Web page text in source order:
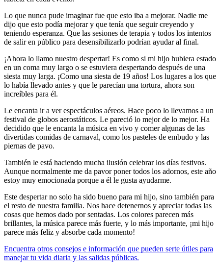
Lo que nunca pude imaginar fue que esto iba a mejorar. Nadie me
dijo que esto podía mejorar y que tenía que seguir creyendo y
teniendo esperanza. Que las sesiones de terapia y todos los intentos
de salir en público para desensibilizarlo podrían ayudar al final.
¡Ahora lo llamo nuestro despertar! Es como si mi hijo hubiera estado
en un coma muy largo o se estuviera despertando después de una
siesta muy larga. ¡Como una siesta de 19 años! Los lugares a los que
lo había llevado antes y que le parecían una tortura, ahora son
increíbles para él.
Le encanta ir a ver espectáculos aéreos. Hace poco lo llevamos a un
festival de globos aerostáticos. Le pareció lo mejor de lo mejor. Ha
decidido que le encanta la música en vivo y comer algunas de las
divertidas comidas de carnaval, como los pasteles de embudo y las
piernas de pavo.
También le está haciendo mucha ilusión celebrar los días festivos.
Aunque normalmente me da pavor poner todos los adornos, este año
estoy muy emocionada porque a él le gusta ayudarme.
Este despertar no solo ha sido bueno para mi hijo, sino también para
el resto de nuestra familia. Nos hace detenernos y apreciar todas las
cosas que hemos dado por sentadas. Los colores parecen más
brillantes, la música parece más fuerte, y lo más importante, ¡mi hijo
parece más feliz y absorbe cada momento!
Encuentra otros consejos e información que pueden serte útiles para
manejar tu vida diaria y las salidas públicas.